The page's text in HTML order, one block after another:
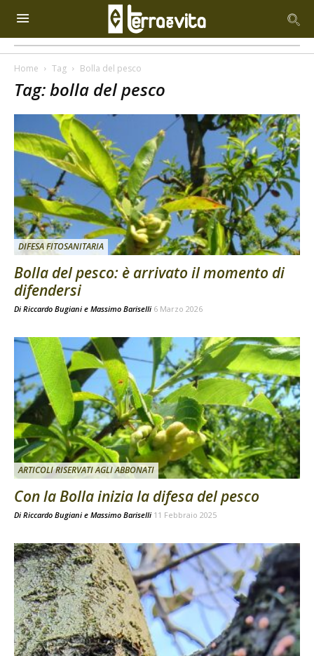
Home Tag Bolla del pesco
Tag: bolla del pesco
DIFESA FITOSANITARIA
Bolla del pesco: è arrivato il momento di
difendersi
Di Riccardo Bugiani e Massimo Bariselli 6 Marzo 2026
ARTICOLI RISERVATI AGLI ABBONATI
Con la Bolla inizia la difesa del pesco
Di Riccardo Bugiani e Massimo Bariselli 11 Febbraio 2025